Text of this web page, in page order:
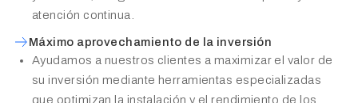
atención continua.
Máximo aprovechamiento de la inversión
Ayudamos a nuestros clientes a maximizar el valor de
su inversión mediante herramientas especializadas
que optimizan la instalación y el rendimiento de los